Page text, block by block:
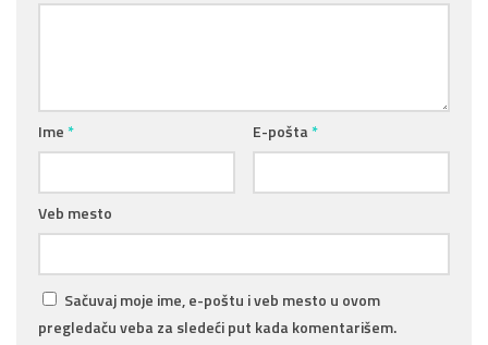
Ime* E-pošta*
Veb mesto
Sačuvaj moje ime, e-poštu i veb mesto u ovom
pregledaču veba za sledeći put kada komentarišem.